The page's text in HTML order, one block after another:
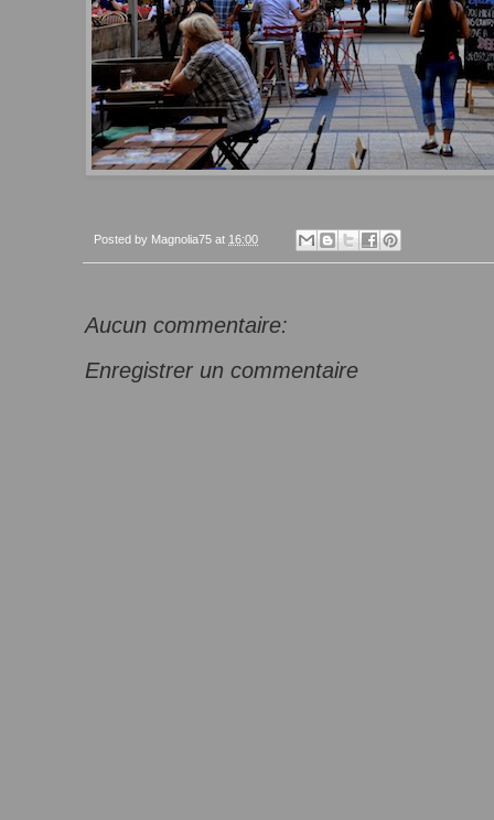
Posted by Magnolia75 at 16:00
Aucun commentaire:
Enregistrer un commentaire